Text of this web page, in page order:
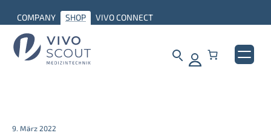
COMPANY SHOP VIVO CONNECT
9. März 2022